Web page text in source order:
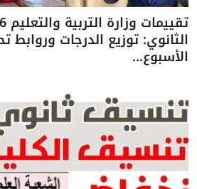
الثانوي: توزيع الدرجات وروابط
الأسبوع...